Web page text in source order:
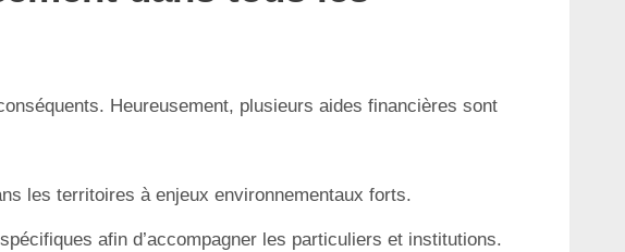
Heureusement, plusieurs aides financières sont
les territoires à enjeux environnementaux forts.
afin d’accompagner les particuliers et institutions.